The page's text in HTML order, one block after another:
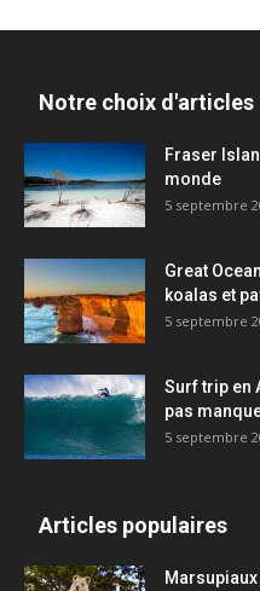
Notre choix d'articles
Fraser
monde
5 septembre
Great
koalas et
5 septembre
Surf trip en
pas
5 septembre
Articles populaires